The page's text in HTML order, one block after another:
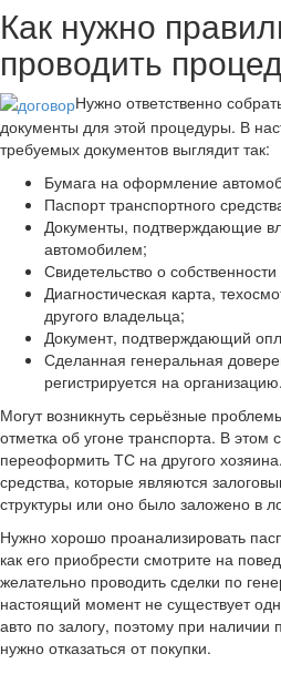
Как нужно
проводить
Нужно ответственно
документы для этой процедуры. В
требуемых документов выглядит так:
Бумага на оформление
Паспорт транспортного
Документы, подтверждающие
автомобилем;
Свидетельство о
Диагностическая карта,
другого владельца;
Документ, подтверждающий
Сделанная генеральная
регистрируется на организацию.
Могут возникнуть серьёзные
отметка об угоне транспорта. В этом
переоформить ТС на другого
средства, которые являются
структуры или оно было заложено в
Нужно хорошо проанализировать
как его приобрести смотрите на
желательно проводить сделки по
настоящий момент не существует
авто по залогу, поэтому при
нужно отказаться от покупки.